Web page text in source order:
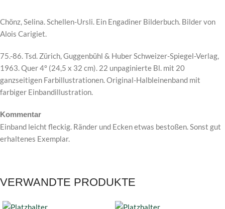
Chönz, Selina. Schellen-Ursli. Ein Engadiner Bilderbuch. Bilder von
Alois Carigiet.
75.-86. Tsd. Zürich, Guggenbühl & Huber Schweizer-Spiegel-Verlag,
1963. Quer 4° (24,5 x 32 cm). 22 unpaginierte Bl. mit 20
ganzseitigen Farbillustrationen. Original-Halbleinenband mit
farbiger Einbandillustration.
Kommentar
Einband leicht fleckig. Ränder und Ecken etwas bestoßen. Sonst gut
erhaltenes Exemplar.
VERWANDTE PRODUKTE